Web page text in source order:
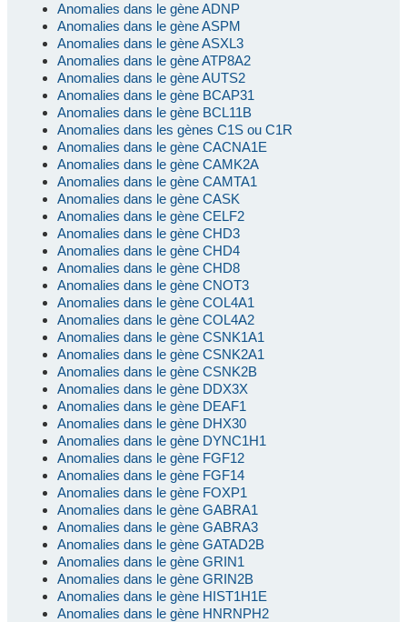
Anomalies dans le gène ADNP
Anomalies dans le gène ASPM
Anomalies dans le gène ASXL3
Anomalies dans le gène ATP8A2
Anomalies dans le gène AUTS2
Anomalies dans le gène BCAP31
Anomalies dans le gène BCL11B
Anomalies dans les gènes C1S ou C1R
Anomalies dans le gène CACNA1E
Anomalies dans le gène CAMK2A
Anomalies dans le gène CAMTA1
Anomalies dans le gène CASK
Anomalies dans le gène CELF2
Anomalies dans le gène CHD3
Anomalies dans le gène CHD4
Anomalies dans le gène CHD8
Anomalies dans le gène CNOT3
Anomalies dans le gène COL4A1
Anomalies dans le gène COL4A2
Anomalies dans le gène CSNK1A1
Anomalies dans le gène CSNK2A1
Anomalies dans le gène CSNK2B
Anomalies dans le gène DDX3X
Anomalies dans le gène DEAF1
Anomalies dans le gène DHX30
Anomalies dans le gène DYNC1H1
Anomalies dans le gène FGF12
Anomalies dans le gène FGF14
Anomalies dans le gène FOXP1
Anomalies dans le gène GABRA1
Anomalies dans le gène GABRA3
Anomalies dans le gène GATAD2B
Anomalies dans le gène GRIN1
Anomalies dans le gène GRIN2B
Anomalies dans le gène HIST1H1E
Anomalies dans le gène HNRNPH2